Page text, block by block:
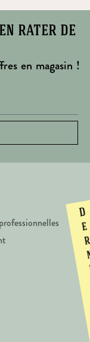
rater de
en magasin !
D
e